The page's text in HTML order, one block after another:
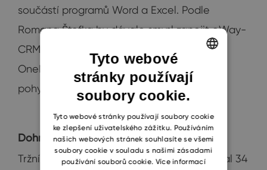
součástí programů Word a Excel. Podle
Romana Štefka by dávalo smysl zapojit eWay-
CRM i do programu OneDrive, Teams nebo
OneNote. Podobné myšlenky se ale zatím
pohybují pouze ve fázi úvah.
Dohnat a předehnat!
Tržní podíl Office 365 v roce 2016 dosahoval 34
ENGLISH
CZECH
SLOVAK
Tyto webové
stránky používají
soubory cookie.
Tyto webové stránky používají soubory cookie
ke zlepšení uživatelského zážitku. Používáním
našich webových stránek souhlasíte se všemi
soubory cookie v souladu s našimi zásadami
používání souborů cookie. Více informací